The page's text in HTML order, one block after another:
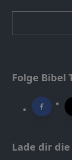
Folge Bibel
Lade dir